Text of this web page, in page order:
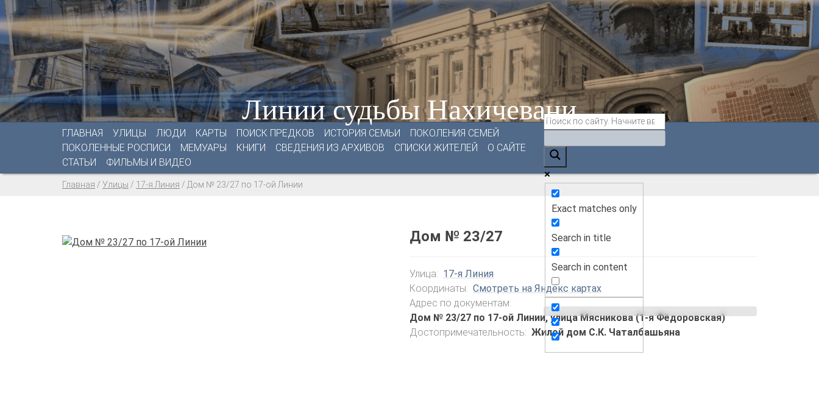
Линии судьбы Нахичевани
ГЛАВНАЯ УЛИЦЫ ЛЮДИ КАРТЫ ПОИСК ПРЕДКОВ ИСТОРИЯ СЕМЬИ
ПОКОЛЕНИЯ СЕМЕЙ
ПОКОЛЕННЫЕ РОСПИСИ
МЕМУАРЫ КНИГИ СВЕДЕНИЯ ИЗ АРХИВОВ СПИСКИ ЖИТЕЛЕЙ
О САЙТЕ
СТАТЬИ
ФИЛЬМЫ И ВИДЕО
Exact matches only
Search in title
Search in content
Главная / Улицы / 17-я Линия / Дом № 23/27 по 17-ой Линии
Дом № 23/27
Улица: 17-я Линия
Координаты: Смотреть на Яндекс картах
Адрес по документам:
Дом № 23/27 по 17-ой Линии, улица Мясникова (1-я Фёдоровская)
Достопримечательность: Жилой дом С.К. Чаталбашьяна